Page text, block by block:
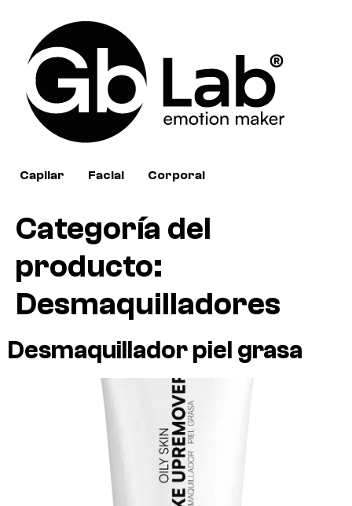
Capilar Facial Corporal
Categoría del
producto:
Desmaquilladores
Desmaquillador piel grasa